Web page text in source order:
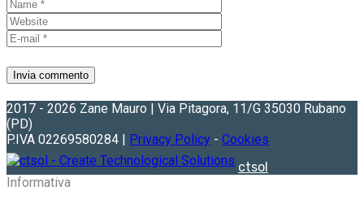
2017 - 2026 Zane Mauro | Via Pitagora, 11/G 35030 Rubano
(PD)
P.IVA 02269580284 | Privacy Policy - Cookies
ctsol
Informativa